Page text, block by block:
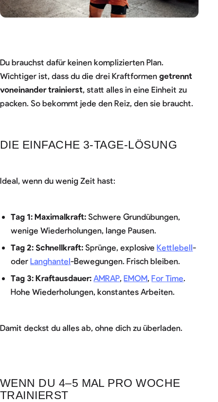
Du brauchst dafür keinen komplizierten Plan.
Wichtiger ist, dass du die drei Kraftformen getrennt
voneinander trainierst, statt alles in eine Einheit zu
packen. So bekommt jede den Reiz, den sie braucht.
DIE EINFACHE 3-TAGE-LÖSUNG
Ideal, wenn du wenig Zeit hast:
Tag 1: Maximalkraft: Schwere Grundübungen,
wenige Wiederholungen, lange Pausen.
Tag 2: Schnellkraft: Sprünge, explosiveKettlebell-
oderLanghantel-Bewegungen. Frisch bleiben.
Tag 3: Kraftausdauer: AMRAP,EMOM,For Time.
Hohe Wiederholungen, konstantes Arbeiten.
Damit deckst du alles ab, ohne dich zu überladen.
WENN DU 4–5 MAL PRO WOCHE
TRAINIERST